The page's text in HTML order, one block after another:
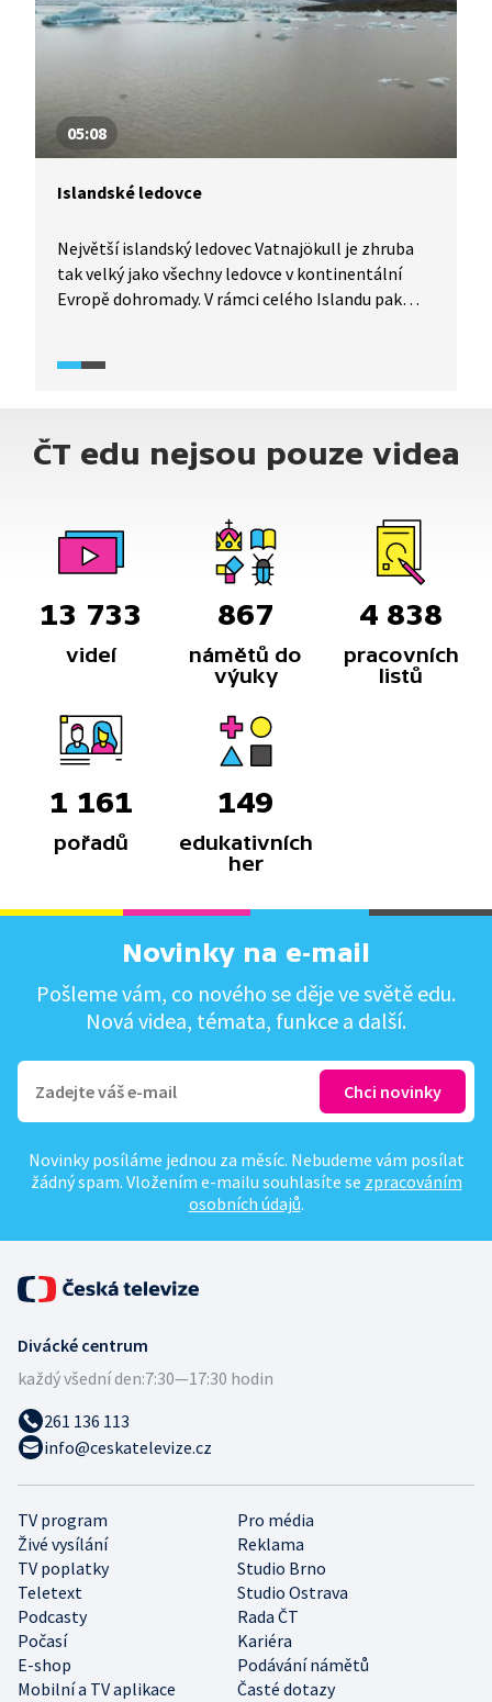
05:08
Islandské ledovce
Největší islandský ledovec Vatnajökull je zhruba
tak velký jako všechny ledovce v kontinentální
Evropě dohromady. V rámci celého Islandu pak
neuvěřitelným tempem a podle současných
ČT edu nejsou pouze videa
13 733
videí
867
námětů do
výuky
4 838
pracovních
listů
1 161
pořadů
149
edukativních
her
Novinky na e-mail
Pošleme vám, co nového se děje ve světě edu.
Nová videa, témata, funkce a další.
Novinky posíláme jednou za měsíc. Nebudeme vám posílat
žádný spam. Vložením e-mailu souhlasíte se zpracováním
osobních údajů.